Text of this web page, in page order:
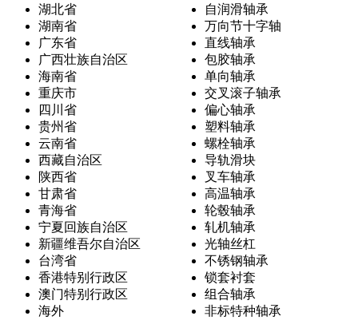
湖北省
湖南省
广东省
广西壮族自治区
海南省
重庆市
四川省
贵州省
云南省
西藏自治区
陕西省
甘肃省
青海省
宁夏回族自治区
新疆维吾尔自治区
台湾省
香港特别行政区
澳门特别行政区
海外
自润滑轴承
万向节十字轴
直线轴承
包胶轴承
单向轴承
交叉滚子轴承
偏心轴承
塑料轴承
螺栓轴承
导轨滑块
叉车轴承
高温轴承
轮毂轴承
轧机轴承
光轴丝杠
不锈钢轴承
锁套衬套
组合轴承
非标特种轴承